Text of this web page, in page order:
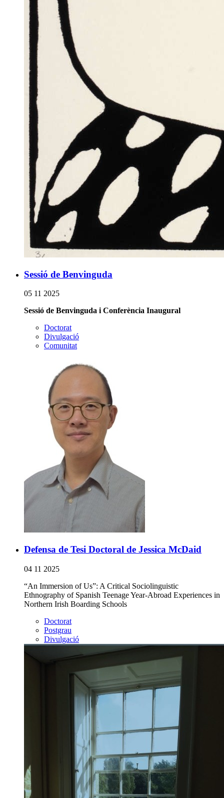
Sessió de Benvinguda
05 11 2025
Sessió de Benvinguda i Conferència Inaugural
Doctorat
Divulgació
Comunitat
Defensa de Tesi Doctoral de Jessica McDaid
04 11 2025
“An Immersion of Us”: A Critical Sociolinguistic
Ethnography of Spanish Teenage Year-Abroad Experiences in
Northern Irish Boarding Schools
Doctorat
Postgrau
Divulgació